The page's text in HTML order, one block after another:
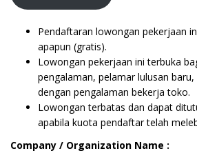
Pendaftaran lowongan pekerjaan
apapun (gratis).
Lowongan pekerjaan ini terbuka
pengalaman, pelamar lulusan
dengan pengalaman bekerja toko.
Lowongan terbatas dan dapat
apabila kuota pendaftar telah
Company / Organization Name :